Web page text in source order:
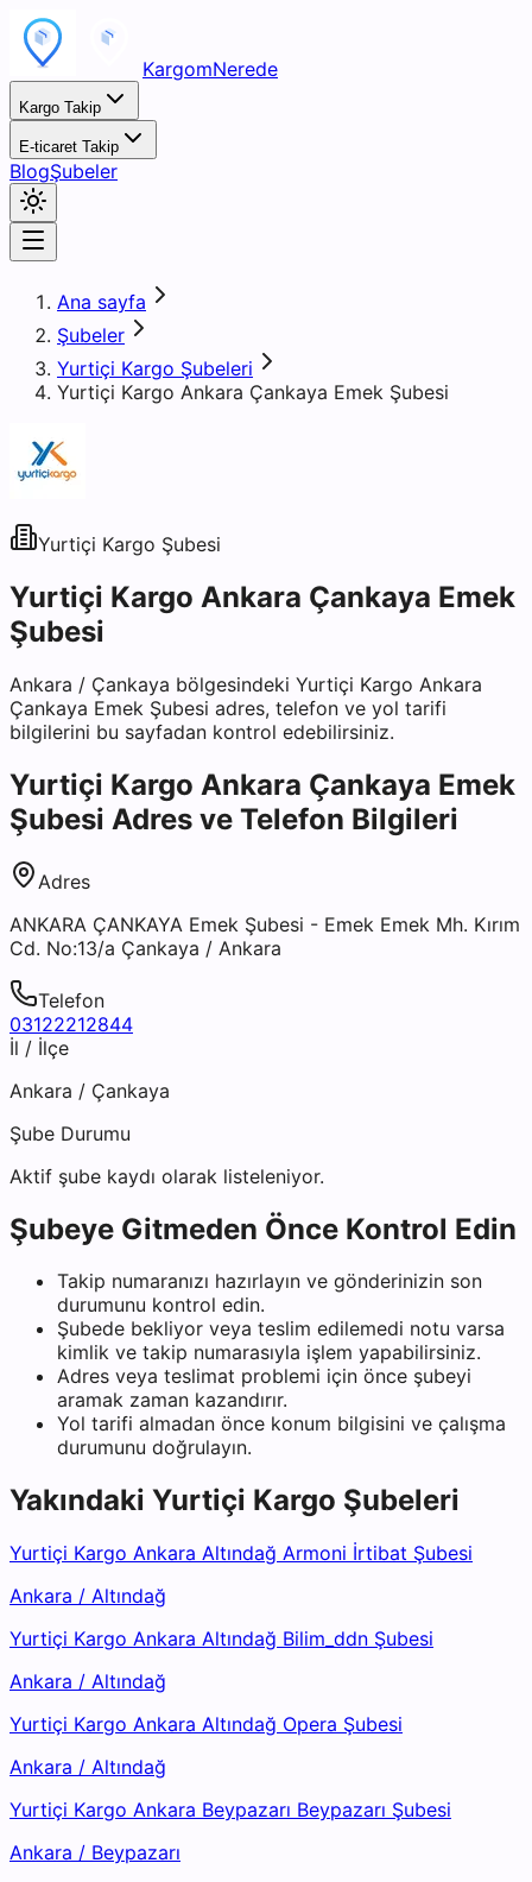
KargomNerede
Kargo Takip
E-ticaret Takip
BlogŞubeler
Ana sayfa
Şubeler
Yurtiçi Kargo Şubeleri
Yurtiçi Kargo Ankara Çankaya Emek Şubesi
Yurtiçi Kargo Şubesi
Yurtiçi Kargo Ankara Çankaya Emek
Şubesi
Ankara / Çankaya bölgesindeki Yurtiçi Kargo Ankara
Çankaya Emek Şubesi adres, telefon ve yol tarifi
bilgilerini bu sayfadan kontrol edebilirsiniz.
Yurtiçi Kargo Ankara Çankaya Emek
Şubesi Adres ve Telefon Bilgileri
Adres
ANKARA ÇANKAYA Emek Şubesi - Emek Emek Mh. Kırım
Cd. No:13/a Çankaya / Ankara
Telefon
03122212844
İl / İlçe
Ankara / Çankaya
Şube Durumu
Aktif şube kaydı olarak listeleniyor.
Şubeye Gitmeden Önce Kontrol Edin
Takip numaranızı hazırlayın ve gönderinizin son
durumunu kontrol edin.
Şubede bekliyor veya teslim edilemedi notu varsa
kimlik ve takip numarasıyla işlem yapabilirsiniz.
Adres veya teslimat problemi için önce şubeyi
aramak zaman kazandırır.
Yol tarifi almadan önce konum bilgisini ve çalışma
durumunu doğrulayın.
Yakındaki Yurtiçi Kargo Şubeleri
Yurtiçi Kargo Ankara Altındağ Armoni İrtibat Şubesi
Ankara / Altındağ
Yurtiçi Kargo Ankara Altındağ Bilim_ddn Şubesi
Ankara / Altındağ
Yurtiçi Kargo Ankara Altındağ Opera Şubesi
Ankara / Altındağ
Yurtiçi Kargo Ankara Beypazarı Beypazarı Şubesi
Ankara / Beypazarı